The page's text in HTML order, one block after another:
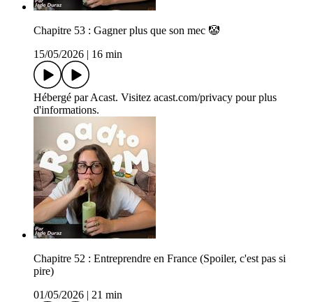
Chapitre 53 : Gagner plus que son mec 🤡
15/05/2026
16 min
Hébergé par Acast. Visitez acast.com/privacy pour plus
d'informations.
Chapitre 52 : Entreprendre en France (Spoiler, c'est pas si
pire)
01/05/2026
21 min